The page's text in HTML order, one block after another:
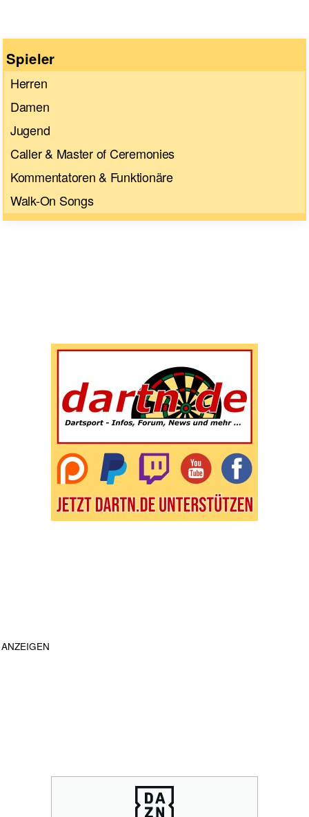
Spieler
Herren
Damen
Jugend
Caller & Master of Ceremonies
Kommentatoren & Funktionäre
Walk-On Songs
ANZEIGEN